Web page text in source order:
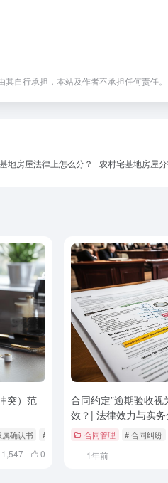
自行承担，本站及作者不承担任何责任。
地房屋法律上怎么分？ | 农村宅基地房屋
突）范
确认书 # 民法典
1,547 0
合同约定”逾期验收视
效？| 法律效力与实
合同管理 # 合同纠纷
1年前